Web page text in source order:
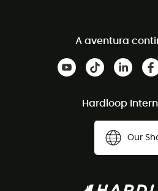
A aventura
Hardloop
Our